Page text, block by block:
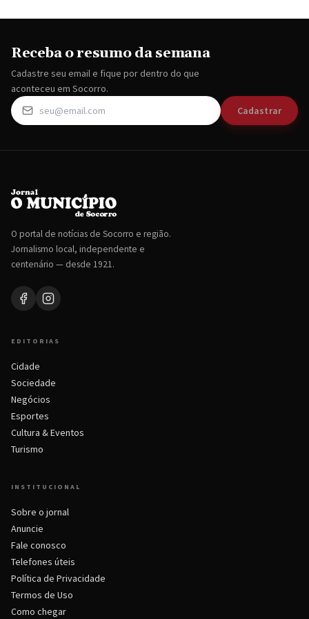
Receba o resumo da semana
Cadastre seu email e fique por dentro do que
aconteceu em Socorro.
Cadastrar
O portal de notícias de Socorro e região.
Jornalismo local, independente e
centenário — desde 1921.
EDITORIAS
Cidade
Sociedade
Negócios
Esportes
Cultura & Eventos
Turismo
INSTITUCIONAL
Sobre o jornal
Anuncie
Fale conosco
Telefones úteis
Política de Privacidade
Termos de Uso
Como chegar